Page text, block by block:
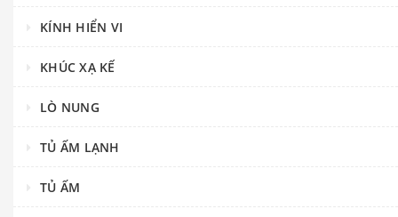
KÍNH HIỂN VI
KHÚC XẠ KẾ
LÒ NUNG
TỦ ẤM LẠNH
TỦ ẤM